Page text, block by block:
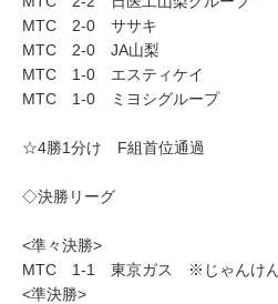
MTC 2-0 ササキ
MTC 2-0 JA山梨
MTC 1-0 エスティケイ
MTC 1-0 ミヨシグループ
☆4勝1分け F組首位通過
◇決勝リーグ
<準々決勝>
MTC 1-1 東京ガス ※じゃんけん
<準決勝>